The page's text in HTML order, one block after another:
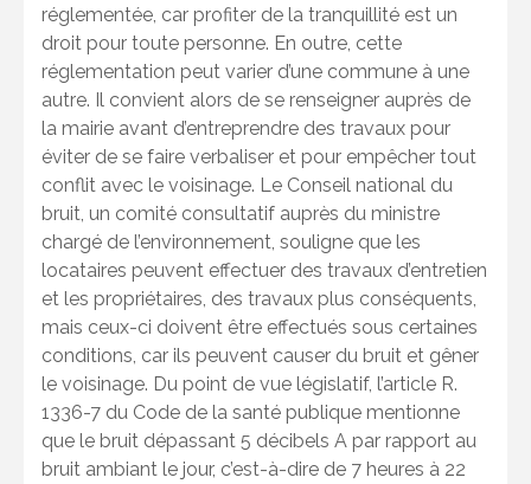
réglementée, car profiter de la tranquillité est un
droit pour toute personne. En outre, cette
réglementation peut varier d’une commune à une
autre. Il convient alors de se renseigner auprès de
la mairie avant d’entreprendre des travaux pour
éviter de se faire verbaliser et pour empêcher tout
conflit avec le voisinage. Le Conseil national du
bruit, un comité consultatif auprès du ministre
chargé de l’environnement, souligne que les
locataires peuvent effectuer des travaux d’entretien
et les propriétaires, des travaux plus conséquents,
mais ceux-ci doivent être effectués sous certaines
conditions, car ils peuvent causer du bruit et gêner
le voisinage. Du point de vue législatif, l’article R.
1336-7 du Code de la santé publique mentionne
que le bruit dépassant 5 décibels A par rapport au
bruit ambiant le jour, c’est-à-dire de 7 heures à 22